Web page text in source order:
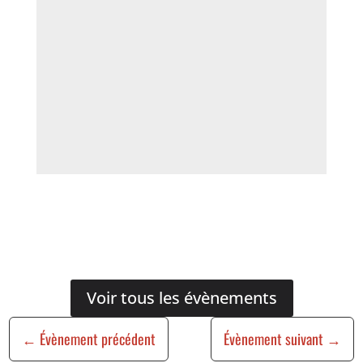
Voir tous les évènements
← Évènement précédent Évènement suivant →